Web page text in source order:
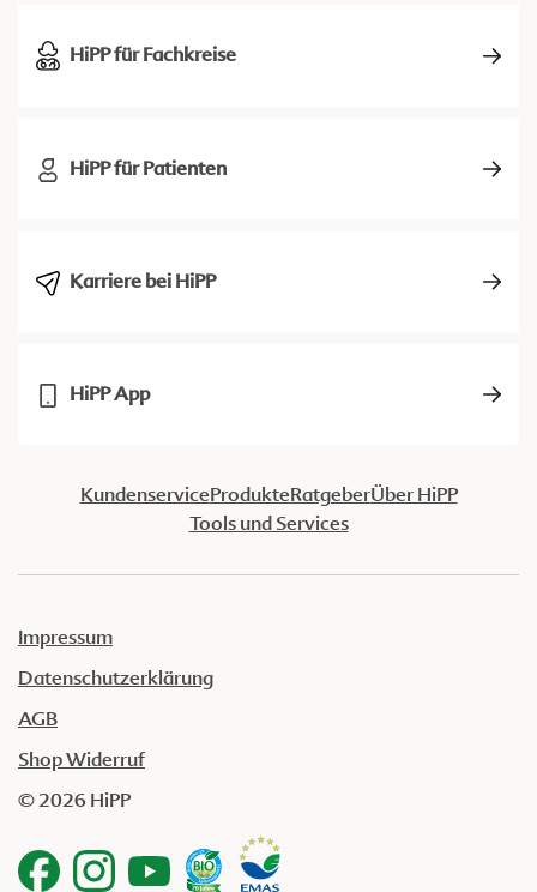
HiPP für Fachkreise
HiPP für Patienten
Karriere bei HiPP
HiPP App
KundenserviceProdukteRatgeberÜber HiPP
Tools und Services
Impressum
Datenschutzerklärung
AGB
Shop Widerruf
© 2026 HiPP